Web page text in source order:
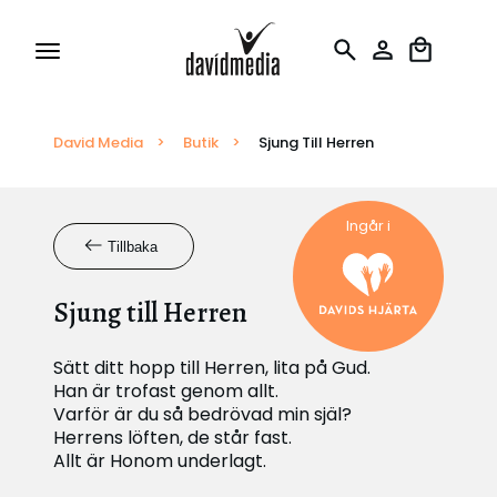
David Media > Butik > Sjung Till Herren
Tillbaka
Sjung till Herren
Ingår i
Sätt ditt hopp till Herren, lita på Gud.
Han är trofast genom allt.
Varför är du så bedrövad min själ?
Herrens löften, de står fast.
Allt är Honom underlagt.
Tillstånd och Licenser
Översättningar